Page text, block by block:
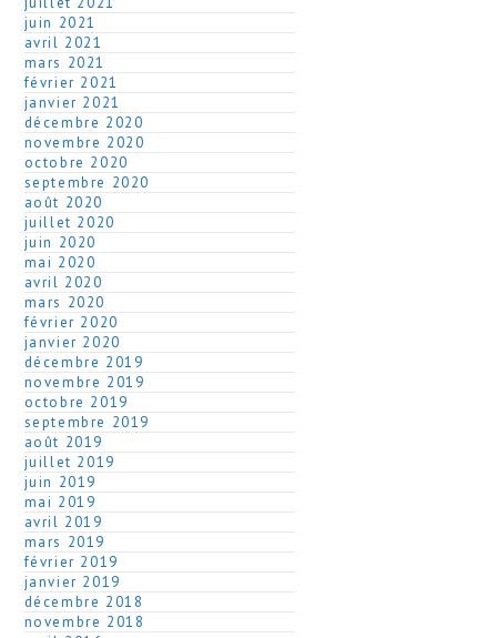
juin 2021
avril 2021
mars 2021
février 2021
janvier 2021
décembre 2020
novembre 2020
octobre 2020
septembre 2020
août 2020
juillet 2020
juin 2020
mai 2020
avril 2020
mars 2020
février 2020
janvier 2020
décembre 2019
novembre 2019
octobre 2019
septembre 2019
août 2019
juillet 2019
juin 2019
mai 2019
avril 2019
mars 2019
février 2019
janvier 2019
décembre 2018
novembre 2018